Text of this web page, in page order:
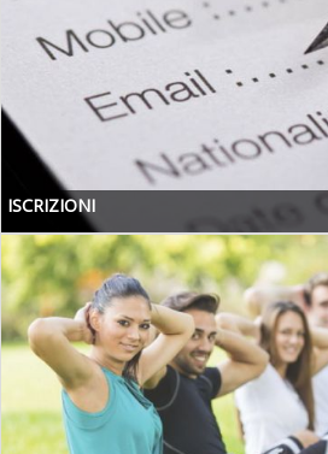
ISCRIZIONI